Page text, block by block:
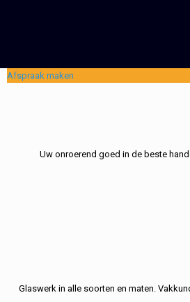
Afspraak maken
Uw onroerend goed in de beste
Glaswerk in alle soorten en maten.